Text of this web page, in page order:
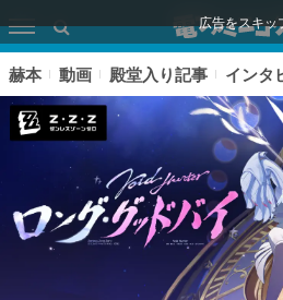
広告をスキッ
赫本 動画 殿堂入り記事 インタ